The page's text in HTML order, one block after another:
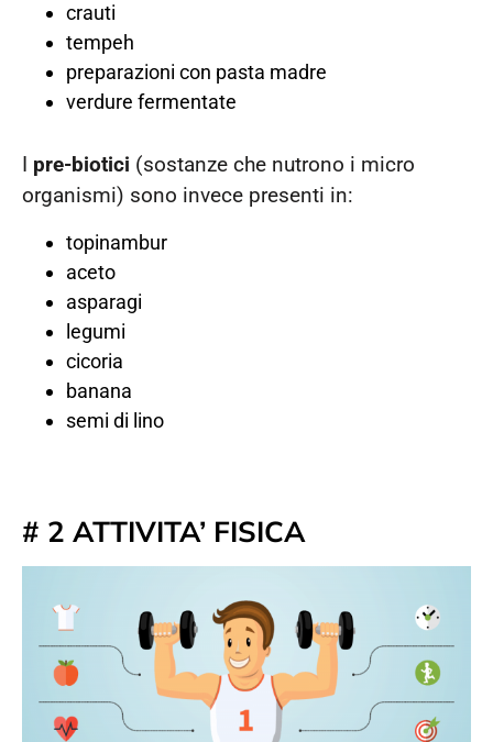
crauti
tempeh
preparazioni con pasta madre
verdure fermentate
I pre-biotici (sostanze che nutrono i micro
organismi) sono invece presenti in:
topinambur
aceto
asparagi
legumi
cicoria
banana
semi di lino
# 2 ATTIVITA’ FISICA